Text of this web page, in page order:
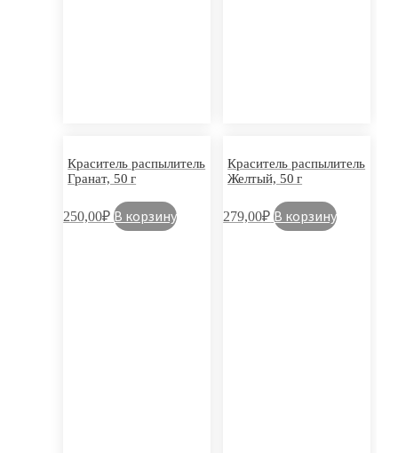
Краситель распылитель
Гранат, 50 г
250,00₽ В корзину
Краситель распылитель
Желтый, 50 г
279,00₽ В корзину